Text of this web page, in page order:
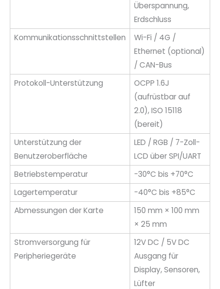
Überspannung,
Erdschluss
Kommunikationsschnittstellen
Wi-Fi / 4G /
Ethernet (optional)
/ CAN-Bus
Protokoll-Unterstützung
OCPP 1.6J
(aufrüstbar auf
2.0), ISO 15118
(bereit)
Unterstützung der
Benutzeroberfläche
LED / RGB / 7-Zoll-
LCD über SPI/UART
Betriebstemperatur
-30°C bis +70°C
Lagertemperatur
-40°C bis +85°C
Abmessungen der Karte
150 mm × 100 mm
× 25 mm
Stromversorgung für
Peripheriegeräte
12V DC / 5V DC
Ausgang für
Display, Sensoren,
Lüfter